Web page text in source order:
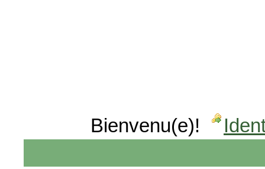
Bienvenu(e)!